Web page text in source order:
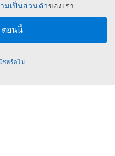
มเป็นส่วนตัวของเรา
หรือไม่